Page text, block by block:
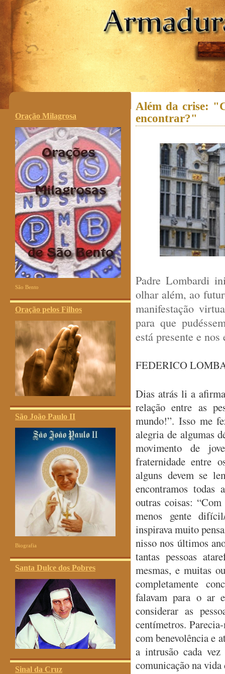
.
Oração Milagrosa
São Bento
Oração pelos Filhos
São João Paulo II
Biografia
Santa Dulce dos Pobres
Sinal da Cruz
Além da crise:
encontrar?"
Padre Lombardi
olhar além, ao
manifestação
para que
está presente e
FEDERICO
Dias atrás li a
relação entre as
mundo!”. Isso me
alegria de algumas
movimento de
fraternidade entre
alguns devem se
encontramos todas
outras coisas:
menos gente
inspirava muito
nisso nos últimos
tantas pessoas
mesmas, e muitas
completamente
falavam para o ar
considerar as
centímetros.
com benevolência e
a intrusão cada vez
comunicação na vida